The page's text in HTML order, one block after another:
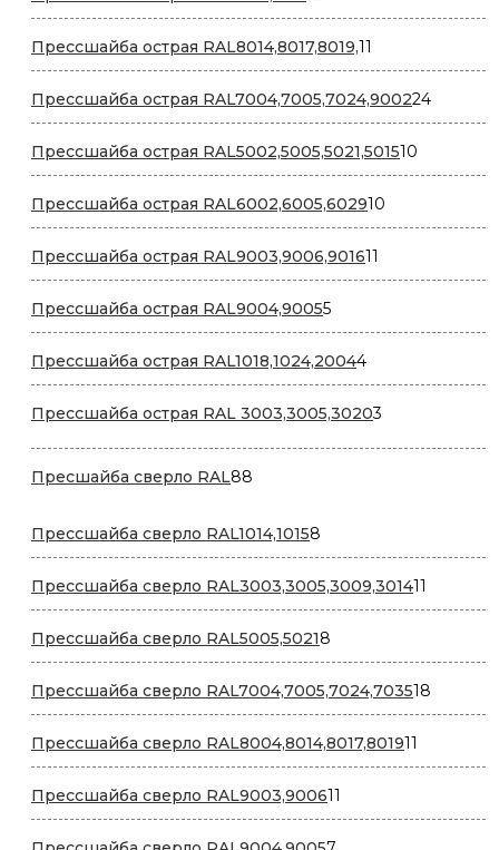
товаров
Прессшайба острая RAL8014,8017,8019,11
товаров
Прессшайба острая RAL7004,7005,7024,90022424
товара
Прессшайба острая RAL5002,5005,5021,501510
товаров
Прессшайба острая RAL6002,6005,602910
товаров
Прессшайба острая RAL9003,9006,901611
товаров
Прессшайба острая RAL9004,900555
товаров
Прессшайба острая RAL1018,1024,200444
товара
Прессшайба острая RAL 3003,3005,30203
Пресшайба сверло RAL88
Прессшайба сверло RAL1014,10158
товаров
Прессшайба сверло RAL3003,3005,3009,301411
товаров
Прессшайба сверло RAL5005,50218
товаров
Прессшайба сверло RAL7004,7005,7024,703518
товаров
Прессшайба сверло RAL8004,8014,8017,801911
товаров
Прессшайба сверло RAL9003,900611
товаров